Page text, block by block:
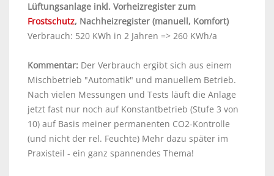
Lüftungsanlage inkl. Vorheizregister zum
Frostschutz, Nachheizregister (manuell, Komfort)
Verbrauch: 520 KWh in 2 Jahren => 260 KWh/a
Kommentar: Der Verbrauch ergibt sich aus einem
Mischbetrieb "Automatik" und manuellem Betrieb.
Nach vielen Messungen und Tests läuft die Anlage
jetzt fast nur noch auf Konstantbetrieb (Stufe 3 von
10) auf Basis meiner permanenten CO2-Kontrolle
(und nicht der rel. Feuchte) Mehr dazu später im
Praxisteil - ein ganz spannendes Thema!